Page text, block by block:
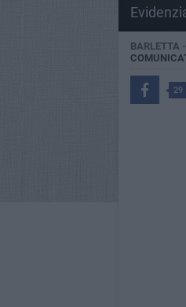
BARLETTA -
29